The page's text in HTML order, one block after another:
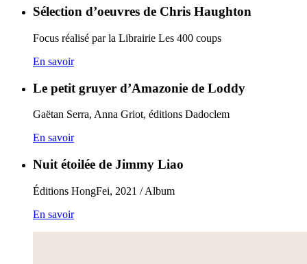
Sélection d’oeuvres de Chris Haughton
Focus réalisé par la Librairie Les 400 coups
En savoir
Le petit gruyer d’Amazonie de Loddy
Gaëtan Serra, Anna Griot, éditions Dadoclem
En savoir
Nuit étoilée de Jimmy Liao
Éditions HongFei, 2021 / Album
En savoir